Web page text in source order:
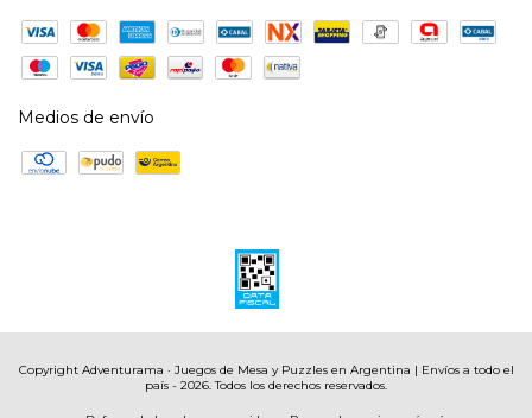
Medios de envío
Copyright Adventurama · Juegos de Mesa y Puzzles en Argentina | Envíos a todo el
país - 2026. Todos los derechos reservados.